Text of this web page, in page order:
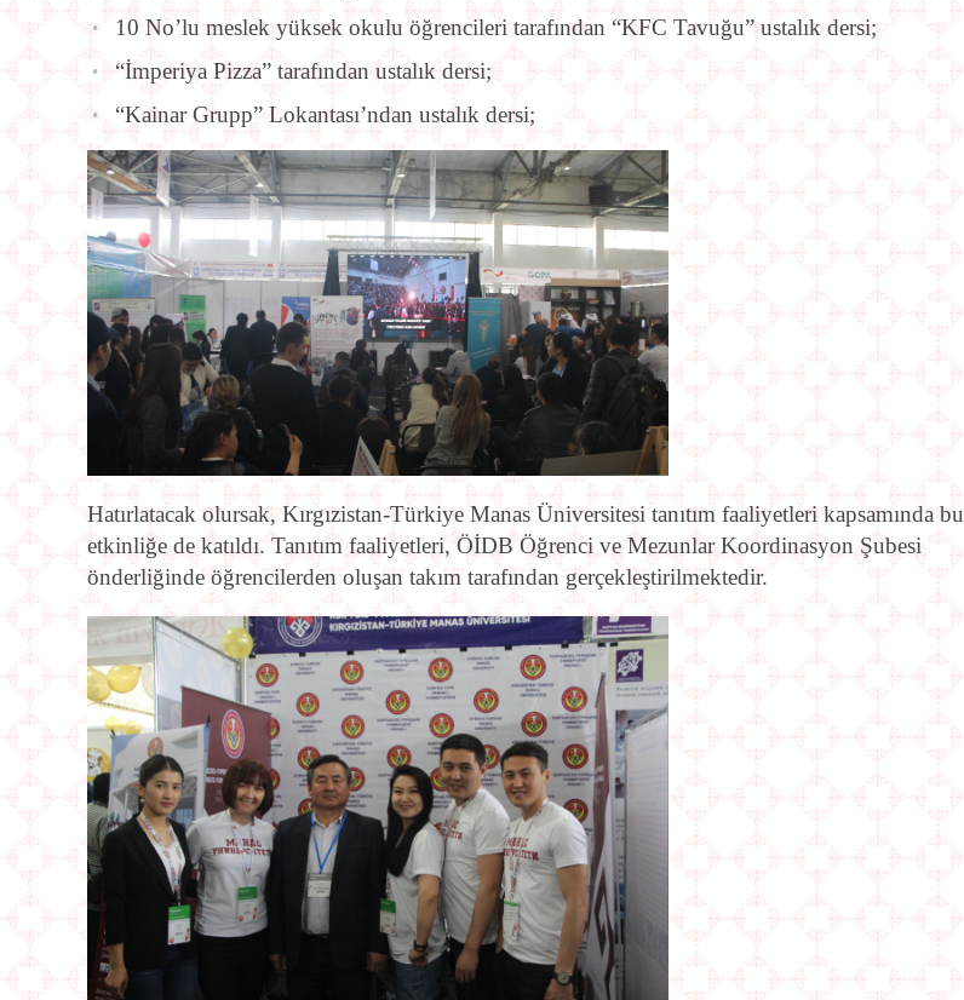
10 No’lu meslek yüksek okulu öğrencileri tarafından “KFC Tavuğu” ustalık dersi;
“İmperiya Pizza” tarafından ustalık dersi;
“Kainar Grupp” Lokantası’ndan ustalık dersi;
Hatırlatacak olursak, Kırgızistan-Türkiye Manas Üniversitesi tanıtım faaliyetleri kapsamında bu
etkinliğe de katıldı. Tanıtım faaliyetleri, ÖİDB Öğrenci ve Mezunlar Koordinasyon Şubesi
önderliğinde öğrencilerden oluşan takım tarafından gerçekleştirilmektedir.